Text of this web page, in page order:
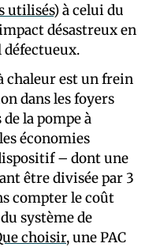
utilisés) à celui du
désastreux en
défectueux.
chaleur est un frein
dans les foyers
de la pompe à
économies
– dont une
être divisée par 3
compter le coût
système de
choisir, une PAC